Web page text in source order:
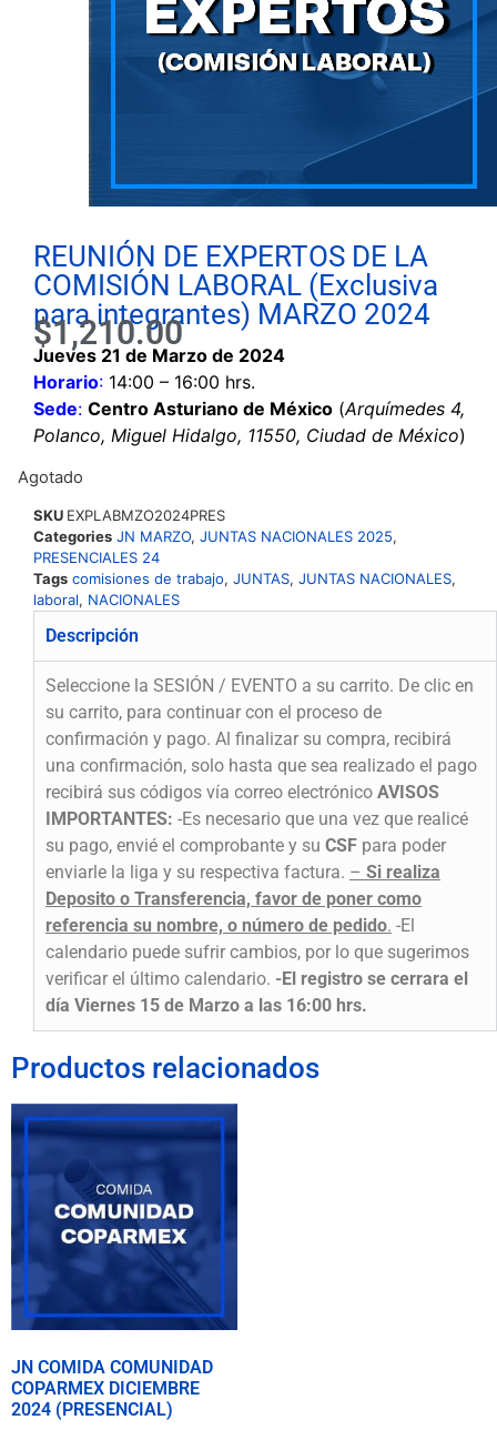
REUNIÓN DE EXPERTOS DE LA
COMISIÓN LABORAL (Exclusiva
para integrantes) MARZO 2024
$1,210.00
Jueves 21 de Marzo de 2024
Horario: 14:00 – 16:00 hrs.
Sede: Centro Asturiano de México (Arquímedes 4,
Polanco, Miguel Hidalgo, 11550, Ciudad de México)
Agotado
SKU EXPLABMZO2024PRES
Categories JN MARZO, JUNTAS NACIONALES 2025,
PRESENCIALES 24
Tags comisiones de trabajo, JUNTAS, JUNTAS NACIONALES,
laboral, NACIONALES
Descripción
Seleccione la SESIÓN / EVENTO a su carrito. De clic en
su carrito, para continuar con el proceso de
confirmación y pago. Al finalizar su compra, recibirá
una confirmación, solo hasta que sea realizado el pago
recibirá sus códigos vía correo electrónico AVISOS
IMPORTANTES: -Es necesario que una vez que realicé
su pago, envié el comprobante y su CSF para poder
enviarle la liga y su respectiva factura. – Si realiza
Deposito o Transferencia, favor de poner como
referencia su nombre, o número de pedido. -El
calendario puede sufrir cambios, por lo que sugerimos
verificar el último calendario. -El registro se cerrara el
día Viernes 15 de Marzo a las 16:00 hrs.
Productos relacionados
JN COMIDA COMUNIDAD
COPARMEX DICIEMBRE
2024 (PRESENCIAL)